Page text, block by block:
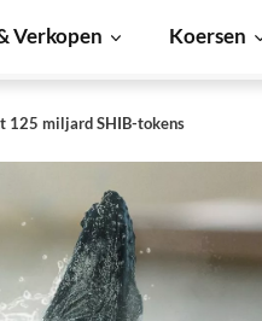
Verkopen Koersen
125 miljard SHIB-tokens